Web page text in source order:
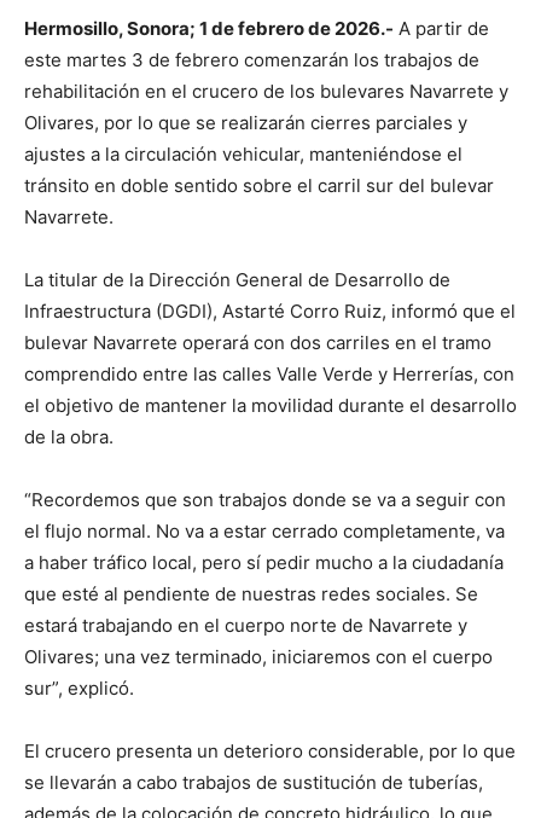
Hermosillo, Sonora; 1 de febrero de 2026.- A partir de
este martes 3 de febrero comenzarán los trabajos de
rehabilitación en el crucero de los bulevares Navarrete y
Olivares, por lo que se realizarán cierres parciales y
ajustes a la circulación vehicular, manteniéndose el
tránsito en doble sentido sobre el carril sur del bulevar
Navarrete.
La titular de la Dirección General de Desarrollo de
Infraestructura (DGDI), Astarté Corro Ruiz, informó que el
bulevar Navarrete operará con dos carriles en el tramo
comprendido entre las calles Valle Verde y Herrerías, con
el objetivo de mantener la movilidad durante el desarrollo
de la obra.
“Recordemos que son trabajos donde se va a seguir con
el flujo normal. No va a estar cerrado completamente, va
a haber tráfico local, pero sí pedir mucho a la ciudadanía
que esté al pendiente de nuestras redes sociales. Se
estará trabajando en el cuerpo norte de Navarrete y
Olivares; una vez terminado, iniciaremos con el cuerpo
sur”, explicó.
El crucero presenta un deterioro considerable, por lo que
se llevarán a cabo trabajos de sustitución de tuberías,
además de la colocación de concreto hidráulico, lo que